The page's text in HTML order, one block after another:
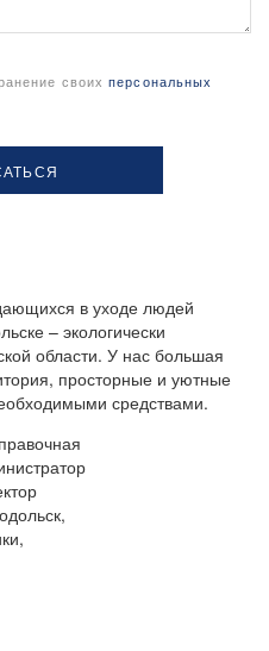
своихперсональных
в уходе людей
– экологически
области. У нас большая
просторные и уютные
средствами.